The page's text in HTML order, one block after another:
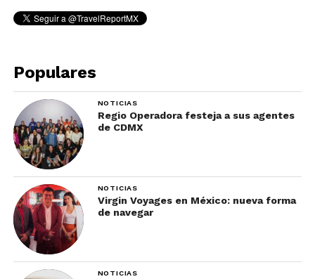
Populares
NOTICIAS
Regio Operadora festeja a sus agentes
de CDMX
NOTICIAS
Virgin Voyages en México: nueva forma
de navegar
NOTICIAS